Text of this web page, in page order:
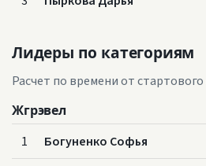
Лидеры по категориям
Расчет по времени от
Жгрэвел
1 Богуненко Софья